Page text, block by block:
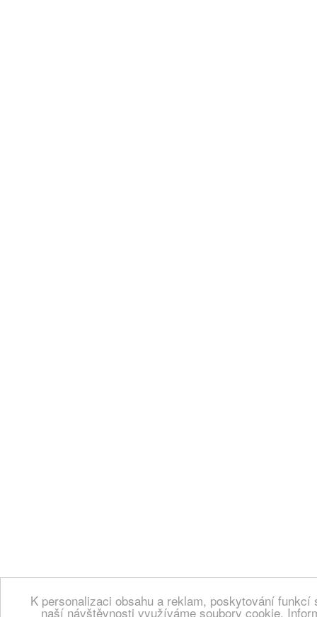
K personalizaci obsahu a reklam, poskytování
naší návštěvnosti využíváme soubory cookie.